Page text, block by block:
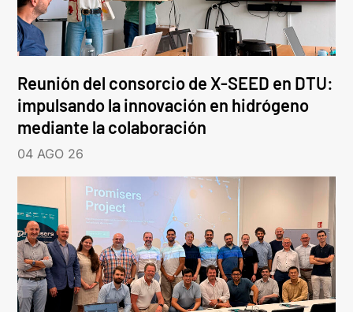
Reunión del consorcio de X-SEED en DTU:
impulsando la innovación en hidrógeno
mediante la colaboración
04 AGO 26